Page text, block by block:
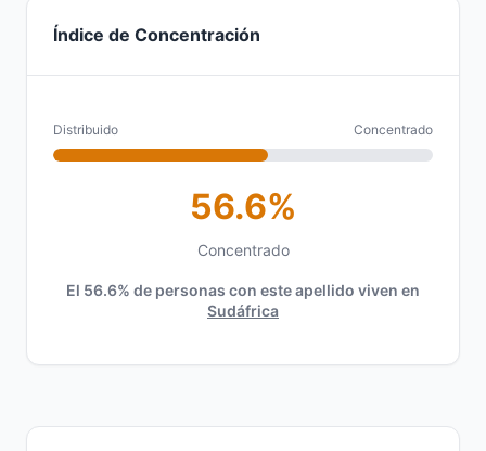
Índice de Concentración
Distribuido Concentrado
56.6%
Concentrado
El 56.6% de personas con este apellido viven en
Sudáfrica